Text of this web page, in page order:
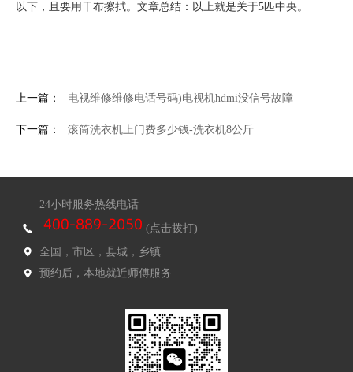
以下，且要用干布擦拭。文章总结：以上就是关于5匹中央。
上一篇： 电视维修维修电话号码)电视机hdmi没信号故障
下一篇： 滚筒洗衣机上门费多少钱-洗衣机8公斤
24小时服务热线电话
(点击拨打)
全国，市区，县城，乡镇
预约后，本地就近师傅服务